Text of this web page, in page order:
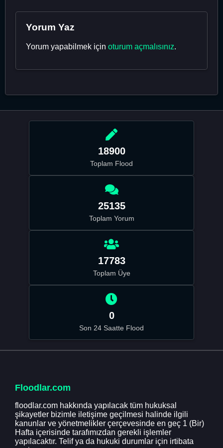
Yorum Yaz
Yorum yapabilmek için oturum açmalısınız.
18900
Toplam Flood
25135
Toplam Yorum
17783
Toplam Üye
0
Son 24 Saatte Flood
Floodlar.com
floodlar.com hakkında yapılacak tüm hukuksal
şikayetler bizimle iletişime geçilmesi halinde ilgili
kanunlar ve yönetmelikler çerçevesinde en geç 1 (Bir)
Hafta içerisinde tarafımızdan gerekli işlemler
yapılacaktır. Telif ya da hukuki durumlar için irtibata